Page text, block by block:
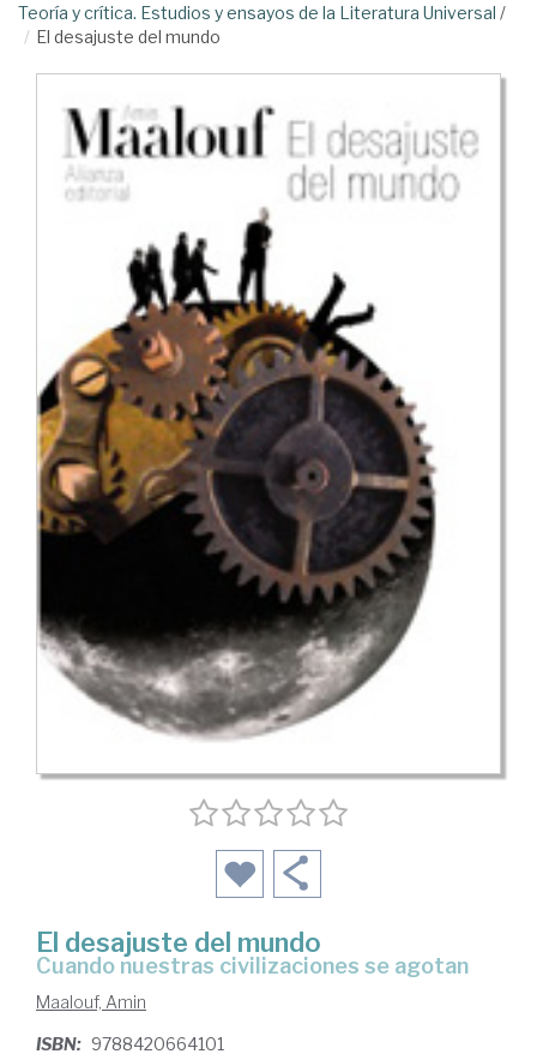
Teoría y crítica. Estudios y ensayos de la Literatura Universal /
El desajuste del mundo
El desajuste del mundo
cuando nuestras civilizaciones se agotan
Maalouf, Amin
ISBN: 9788420664101